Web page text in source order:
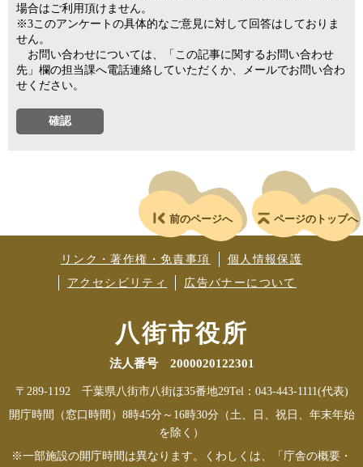
場合はご利用頂けません。
※3このアンケートの具体的なご意見に対して回答はしておりま
せん。
お問い合わせについては、「この記事に関するお問い合わせ
先」欄の担当課へ電話連絡していただくか、メールでお問い合わ
せください。
前のページへ ページのトップへ
リンク・著作権・免責事項
個人情報保護
アクセシビリティ
広告バナーについて
八街市役所
法人番号 2000020122301
〒289-1192 千葉県八街市八街ほ35番地29Tel：043-443-1111(代表)
開庁時間（窓口時間）8時45分～16時30分（土、日、祝日、年末年始
を除く）
※一部施設の開庁時間は異なります。くわしくは、「庁舎の概要・